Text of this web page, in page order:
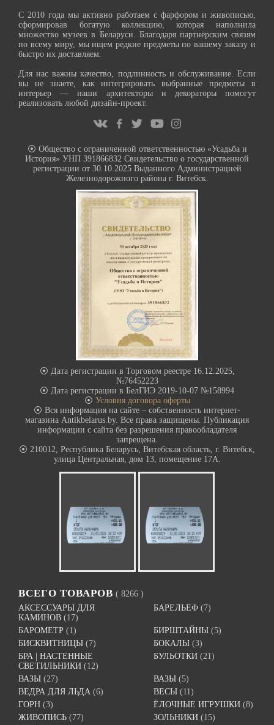
С 2010 года мы активно работаем с фарфором и живописью,
сформировав богатую коллекцию, которая наполнила
множество музеев в Беларуси. Благодаря партнёрским связям
по всему миру, мы ищем редкие предметы по вашему заказу и
быстро их доставляем.
Для нас важны качество, подлинность и обслуживание. Если
вы не знаете, как интегрировать выбранные предметы в
интерьер — наши архитекторы и декораторы помогут
реализовать любой дизайн-проект.
⦿ Общество с ограниченной ответственностью «Усадьба и
История» УНП 391866832 Свидетельство о государственной
регистрации от 30.10.2025 Выданного Администрацией
Железнодорожного района г. Витебск.
⦿ Дата регистрации в Торговом реестре 16.12.2025,
№76452223
⦿ Дата регистрации в БелГИЭ 2019-10-07 №158994
⦿ Условия договора оферты
⦿ Вся информация на сайте – собственность интернет-
магазина Antikbelarus.by. Все права защищены. Публикация
информации с сайта без разрешения правообладателя
запрещена.
⦿ 210012, Республика Беларусь, Витебская область, г. Витебск,
улица Центральная, дом 13, помещение 17А.
ВСЕГО ТОВАРОВ ( 8266 )
АКСЕССУАРЫ ДЛЯ
КАМИНОВ (17)
БАРЕЛЬЕФ (7)
БАРОМЕТР (1) БИРШТАЙНЫ (5)
БИСКВИТНИЦЫ (7) БОКАЛЫ (3)
БРА | НАСТЕННЫЕ
СВЕТИЛЬНИКИ (12)
БУЛЬОТКИ (21)
ВАЗЫ (27) ВАЗЫ (5)
ВЕДРА ДЛЯ ЛЬДА (6) ВЕСЫ (11)
ГОРН (3) ЁЛОЧНЫЕ ИГРУШКИ (8)
ЖИВОПИСЬ (77) ЗОЛЬНИКИ (15)